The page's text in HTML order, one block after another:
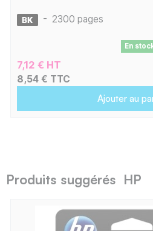
- 2300 pages
En
7,12 € HT
8,54 € TTC
Ajouter au
Produits suggérés HP